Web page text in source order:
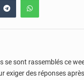
se sont rassemblés ce
exiger des réponses